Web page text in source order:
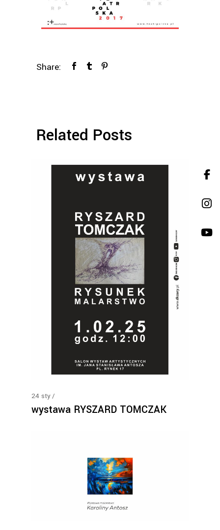
Share:
Related Posts
24 sty
wystawa RYSZARD TOMCZAK